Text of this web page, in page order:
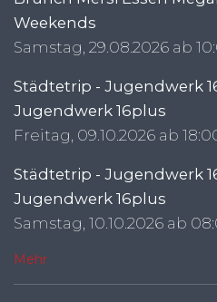
Weekends
Samstag, 29.08.2026 ab
Städtetrip - Jugendwerk
Jugendwerk 16plus
Freitag, 09.10.2026 ab
Städtetrip - Jugendwerk
Jugendwerk 16plus
Samstag, 10.10.2026 ab
Mehr